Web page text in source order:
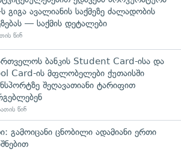
გიგა ავალიანის საქმეზე ძალადობის
— საქმის დეტალები
წინ
ბანკის Student Card-ისა და
Card-ის მფლობელები ქუთაისში
შეღავათიანი ტარიფით
წინ
გამოიცანი ცნობილი ადამიანი ერთი